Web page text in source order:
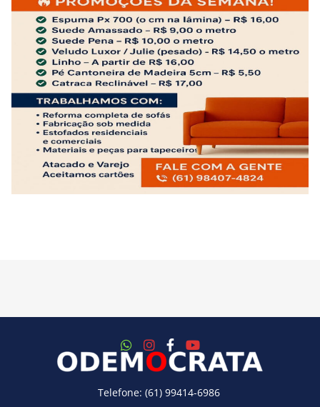
Telefone: (61) 99414-6986